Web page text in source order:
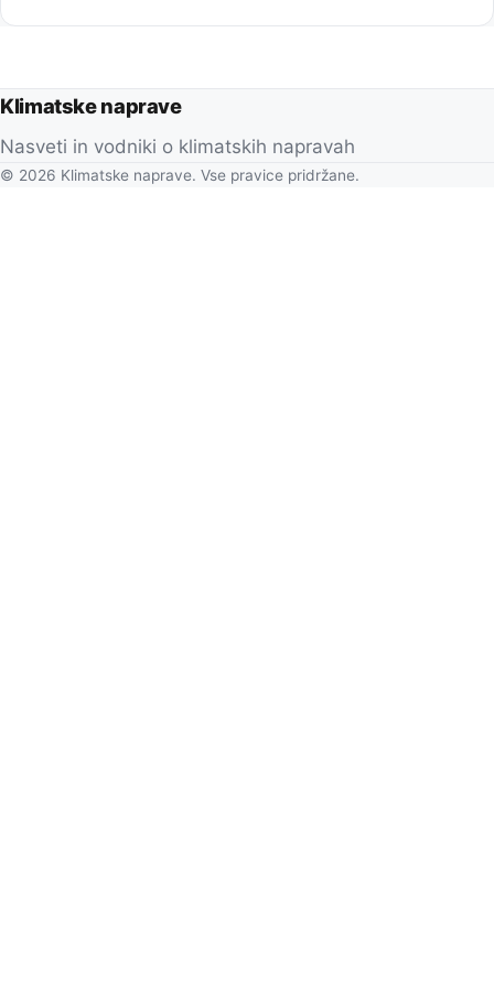
Klimatske naprave
Nasveti in vodniki o klimatskih napravah
© 2026 Klimatske naprave. Vse pravice pridržane.